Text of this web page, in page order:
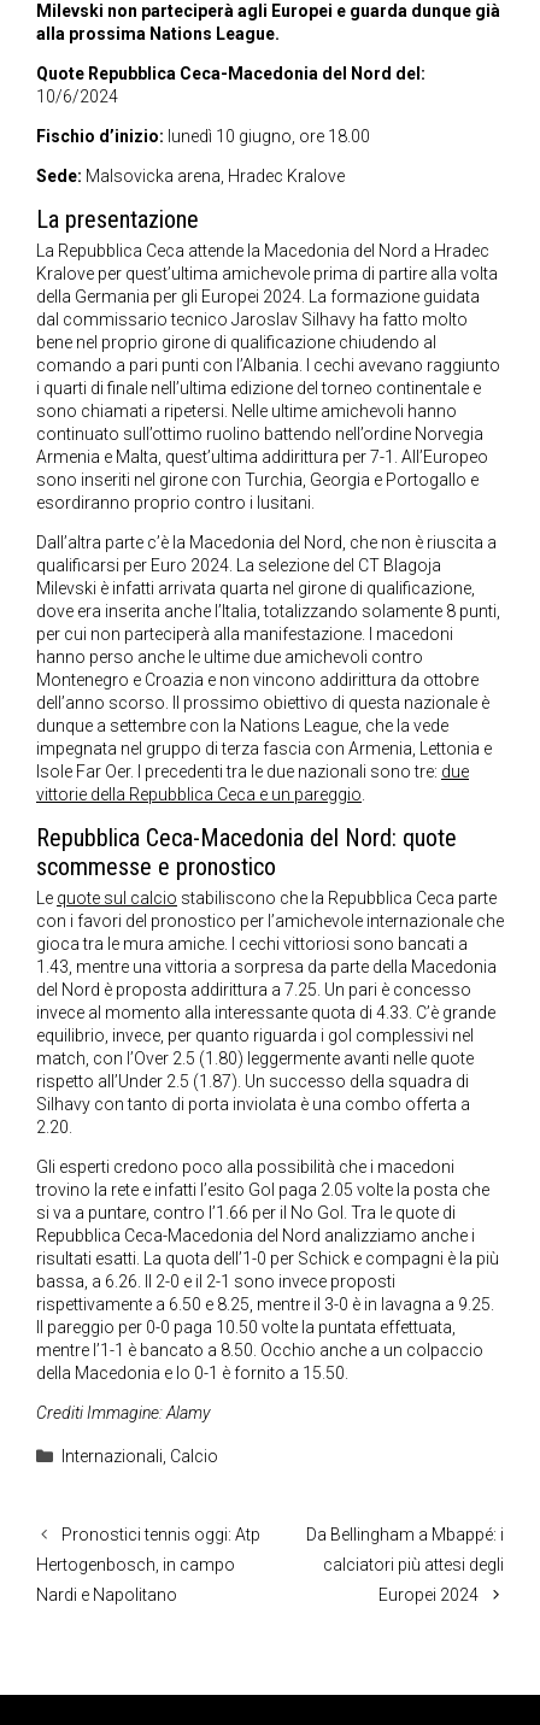
Milevski non parteciperà agli Europei e guarda dunque già
alla prossima Nations League.
Quote Repubblica Ceca-Macedonia del Nord del:
10/6/2024
Fischio d’inizio: lunedì 10 giugno, ore 18.00
Sede: Malsovicka arena, Hradec Kralove
La presentazione
La Repubblica Ceca attende la Macedonia del Nord a Hradec
Kralove per quest’ultima amichevole prima di partire alla volta
della Germania per gli Europei 2024. La formazione guidata
dal commissario tecnico Jaroslav Silhavy ha fatto molto
bene nel proprio girone di qualificazione chiudendo al
comando a pari punti con l’Albania. I cechi avevano raggiunto
i quarti di finale nell’ultima edizione del torneo continentale e
sono chiamati a ripetersi. Nelle ultime amichevoli hanno
continuato sull’ottimo ruolino battendo nell’ordine Norvegia
Armenia e Malta, quest’ultima addirittura per 7-1. All’Europeo
sono inseriti nel girone con Turchia, Georgia e Portogallo e
esordiranno proprio contro i lusitani.
Dall’altra parte c’è la Macedonia del Nord, che non è riuscita a
qualificarsi per Euro 2024. La selezione del CT Blagoja
Milevski è infatti arrivata quarta nel girone di qualificazione,
dove era inserita anche l’Italia, totalizzando solamente 8 punti,
per cui non parteciperà alla manifestazione. I macedoni
hanno perso anche le ultime due amichevoli contro
Montenegro e Croazia e non vincono addirittura da ottobre
dell’anno scorso. Il prossimo obiettivo di questa nazionale è
dunque a settembre con la Nations League, che la vede
impegnata nel gruppo di terza fascia con Armenia, Lettonia e
Isole Far Oer. I precedenti tra le due nazionali sono tre: due
vittorie della Repubblica Ceca e un pareggio.
Repubblica Ceca-Macedonia del Nord: quote
scommesse e pronostico
Le quote sul calcio stabiliscono che la Repubblica Ceca parte
con i favori del pronostico per l’amichevole internazionale che
gioca tra le mura amiche. I cechi vittoriosi sono bancati a
1.43, mentre una vittoria a sorpresa da parte della Macedonia
del Nord è proposta addirittura a 7.25. Un pari è concesso
invece al momento alla interessante quota di 4.33. C’è grande
equilibrio, invece, per quanto riguarda i gol complessivi nel
match, con l’Over 2.5 (1.80) leggermente avanti nelle quote
rispetto all’Under 2.5 (1.87). Un successo della squadra di
Silhavy con tanto di porta inviolata è una combo offerta a
2.20.
Gli esperti credono poco alla possibilità che i macedoni
trovino la rete e infatti l’esito Gol paga 2.05 volte la posta che
si va a puntare, contro l’1.66 per il No Gol. Tra le quote di
Repubblica Ceca-Macedonia del Nord analizziamo anche i
risultati esatti. La quota dell’1-0 per Schick e compagni è la più
bassa, a 6.26. Il 2-0 e il 2-1 sono invece proposti
rispettivamente a 6.50 e 8.25, mentre il 3-0 è in lavagna a 9.25.
Il pareggio per 0-0 paga 10.50 volte la puntata effettuata,
mentre l’1-1 è bancato a 8.50. Occhio anche a un colpaccio
della Macedonia e lo 0-1 è fornito a 15.50.
Crediti Immagine: Alamy
Categorie
Internazionali, Calcio
Pronostici tennis oggi: Atp
Hertogenbosch, in campo
Nardi e Napolitano
Da Bellingham a Mbappé: i
calciatori più attesi degli
Europei 2024